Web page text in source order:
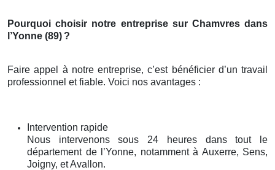
Pourquoi choisir notre entreprise sur Chamvres dans
l’Yonne (89) ?
Faire appel à notre entreprise, c’est bénéficier d’un travail
professionnel et fiable. Voici nos avantages :
Intervention rapide
Nous intervenons sous 24 heures dans tout le
département de l’Yonne, notamment à Auxerre, Sens,
Joigny, et Avallon.